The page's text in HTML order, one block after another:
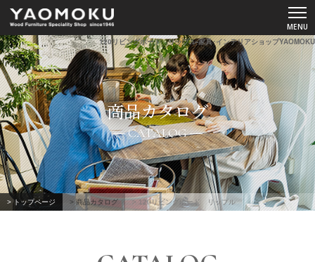
ショールーム
YAOMOKUについて
商品カタログ
スペシャルコンテンツ
120リビングボード リップル-家具･インテリアショップYAOMOKU
商品カタログ
CATALOG
> トップページ > 商品カタログ > 120リビングボード リップル